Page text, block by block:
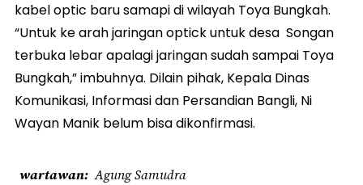
kabel optic baru samapi di wilayah Toya Bungkah.
“Untuk ke arah jaringan optick untuk desa Songan
terbuka lebar apalagi jaringan sudah sampai Toya
Bungkah,” imbuhnya. Dilain pihak, Kepala Dinas
Komunikasi, Informasi dan Persandian Bangli, Ni
Wayan Manik belum bisa dikonfirmasi.
wartawan Agung Samudra